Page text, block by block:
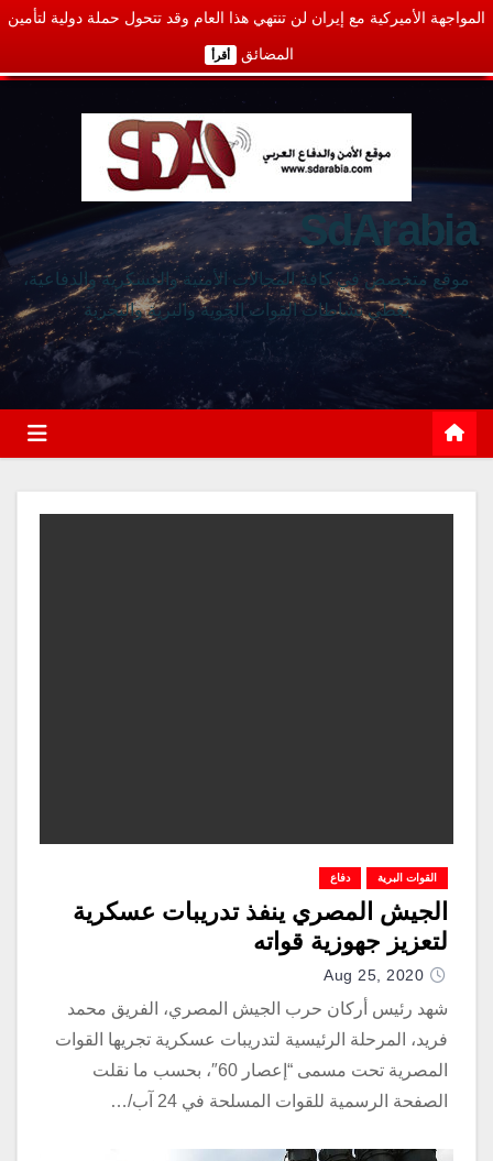
المواجهة الأميركية مع إيران لن تنتهي هذا العام وقد تتحول حملة دولية لتأمين
المضائق أقرأ
SdArabia
موقع متخصص في كافة المجالات الأمنية والعسكرية والدفاعية،
يغطي نشاطات القوات الجوية والبرية والبحرية
القوات البرية دفاع
الجيش المصري ينفذ تدريبات عسكرية
لتعزيز جهوزية قواته
Aug 25, 2020
شهد رئيس أركان حرب الجيش المصري، الفريق محمد
فريد، المرحلة الرئيسية لتدريبات عسكرية تجريها القوات
المصرية تحت مسمى “إعصار 60″، بحسب ما نقلت
الصفحة الرسمية للقوات المسلحة في 24 آب/…